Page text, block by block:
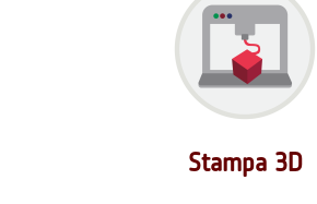
Stampa 3D